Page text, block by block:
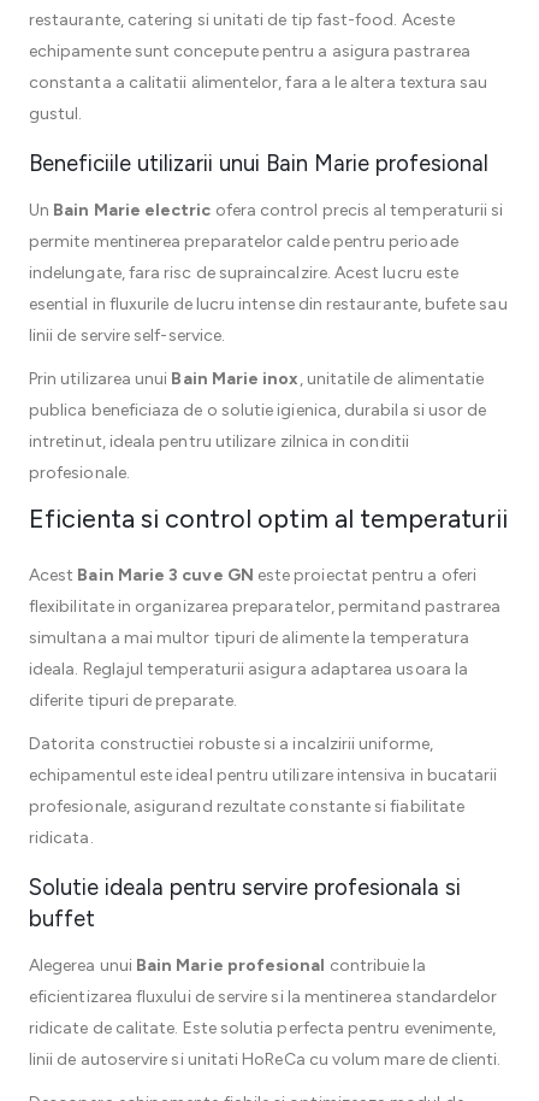
restaurante, catering si unitati de tip fast-food. Aceste
echipamente sunt concepute pentru a asigura pastrarea
constanta a calitatii alimentelor, fara a le altera textura sau
gustul.
Beneficiile utilizarii unui Bain Marie profesional
Un Bain Marie electric ofera control precis al temperaturii si
permite mentinerea preparatelor calde pentru perioade
indelungate, fara risc de supraincalzire. Acest lucru este
esential in fluxurile de lucru intense din restaurante, bufete sau
linii de servire self-service.
Prin utilizarea unui Bain Marie inox, unitatile de alimentatie
publica beneficiaza de o solutie igienica, durabila si usor de
intretinut, ideala pentru utilizare zilnica in conditii
profesionale.
Eficienta si control optim al temperaturii
Acest Bain Marie 3 cuve GN este proiectat pentru a oferi
flexibilitate in organizarea preparatelor, permitand pastrarea
simultana a mai multor tipuri de alimente la temperatura
ideala. Reglajul temperaturii asigura adaptarea usoara la
diferite tipuri de preparate.
Datorita constructiei robuste si a incalzirii uniforme,
echipamentul este ideal pentru utilizare intensiva in bucatarii
profesionale, asigurand rezultate constante si fiabilitate
ridicata.
Solutie ideala pentru servire profesionala si
buffet
Alegerea unui Bain Marie profesional contribuie la
eficientizarea fluxului de servire si la mentinerea standardelor
ridicate de calitate. Este solutia perfecta pentru evenimente,
linii de autoservire si unitati HoReCa cu volum mare de clienti.